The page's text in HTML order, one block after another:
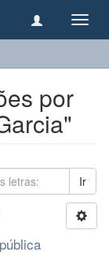
por
Ir